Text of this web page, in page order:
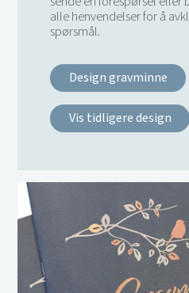
alle henvendelser for å
spørsmål.
Design gravminne
Vis tidligere design